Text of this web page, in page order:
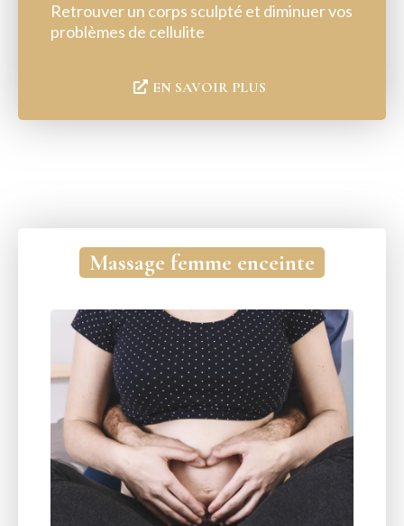
Retrouver un corps sculpté et diminuer vos
problèmes de cellulite
EN SAVOIR PLUS
Massage femme enceinte